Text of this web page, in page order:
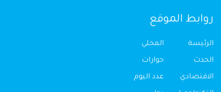
روابط الموقع
الرئيسة
الحدث
الاقتصادي
المحلي
حوارات
عدد اليوم